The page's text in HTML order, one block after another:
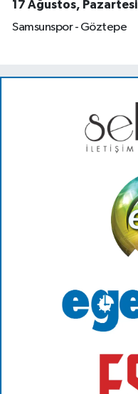
17 Ağustos, Pazartesi
Samsunspor - Göztepe